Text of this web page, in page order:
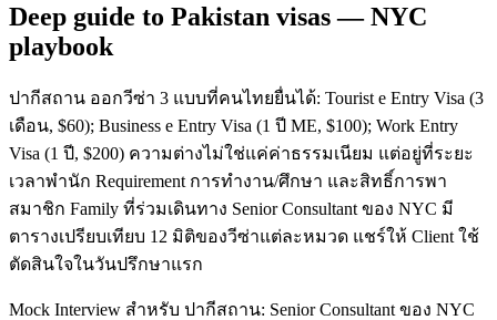
Deep guide to Pakistan visas — NYC
playbook
ปากีสถาน ออกวีซ่า 3 แบบที่คนไทยยื่นได้: Tourist e Entry Visa (3
เดือน, $60); Business e Entry Visa (1 ปี ME, $100); Work Entry
Visa (1 ปี, $200) ความต่างไม่ใช่แค่ค่าธรรมเนียม แต่อยู่ที่ระยะ
เวลาพำนัก Requirement การทำงาน/ศึกษา และสิทธิ์การพา
สมาชิก Family ที่ร่วมเดินทาง Senior Consultant ของ NYC มี
ตารางเปรียบเทียบ 12 มิติของวีซ่าแต่ละหมวด แชร์ให้ Client ใช้
ตัดสินใจในวันปรึกษาแรก
Mock Interview สำหรับ ปากีสถาน: Senior Consultant ของ NYC